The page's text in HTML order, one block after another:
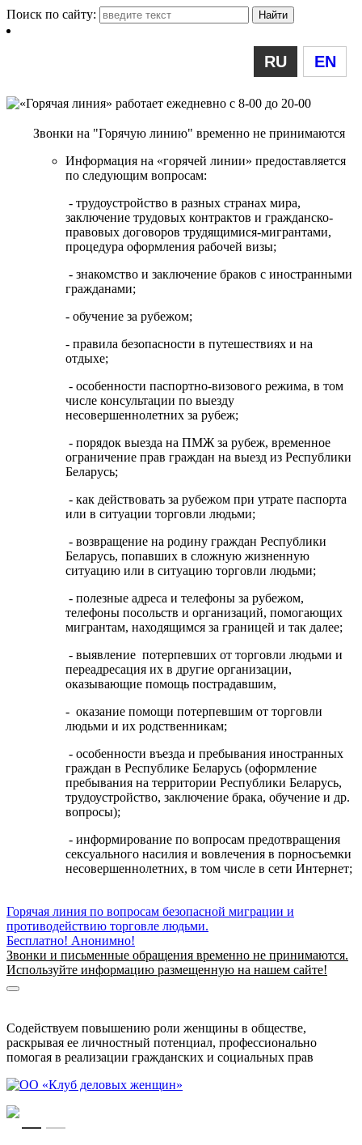
Поиск по сайту:
RU EN
Звонки на "Горячую линию" временно не принимаются
Информация на «горячей линии» предоставляется
по следующим вопросам:
- трудоустройство в разных странах мира,
заключение трудовых контрактов и гражданско-
правовых договоров трудящимися-мигрантами,
процедура оформления рабочей визы;
- знакомство и заключение браков с иностранными
гражданами;
- обучение за рубежом;
- правила безопасности в путешествиях и на
отдыхе;
- особенности паспортно-визового режима, в том
числе консультации по выезду
несовершеннолетних за рубеж;
- порядок выезда на ПМЖ за рубеж, временное
ограничение прав граждан на выезд из Республики
Беларусь;
- как действовать за рубежом при утрате паспорта
или в ситуации торговли людьми;
- возвращение на родину граждан Республики
Беларусь, попавших в сложную жизненную
ситуацию или в ситуацию торговли людьми;
- полезные адреса и телефоны за рубежом,
телефоны посольств и организаций, помогающих
мигрантам, находящимся за границей и так далее;
- выявление потерпевших от торговли людьми и
переадресация их в другие организации,
оказывающие помощь пострадавшим,
- оказание помощи потерпевшим от торговли
людьми и их родственникам;
- особенности въезда и пребывания иностранных
граждан в Республике Беларусь (оформление
пребывания на территории Республики Беларусь,
трудоустройство, заключение брака, обучение и др.
вопросы);
- информирование по вопросам предотвращения
сексуального насилия и вовлечения в порносъемки
несовершеннолетних, в том числе в сети Интернет;
Горячая линия по вопросам безопасной миграции и
противодействию торговле людьми.
Бесплатно! Анонимно!
Звонки и письменные обращения временно не принимаются.
Используйте информацию размещенную на нашем сайте!
Содействуем повышению роли женщины в обществе,
раскрывая ее личностный потенциал, профессионально
помогая в реализации гражданских и социальных прав
RUEN